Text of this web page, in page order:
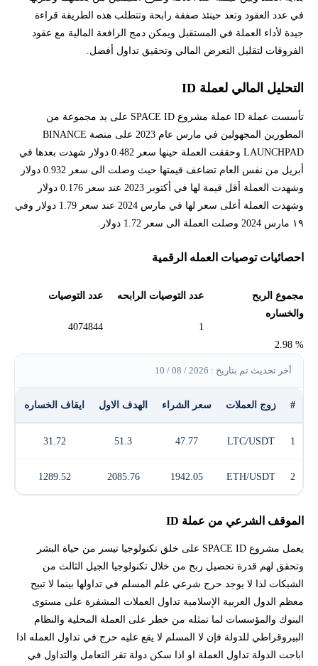
في عدد العقود وتعد حينئذ صفقة رابحة وتتطلب هذه الطريقة قراءة
جيدة لأداء العملة في المستقبل ويمكن دمج الرافعة المالية مع عقود
الفروقات لتقليل التعرض المالي وتحقيق تداول أفضل.
التحليل المالي لعملة ID
تأسست عملة ID عملة مشروع SPACE ID على يد مجموعة من
المطورين المجهولين في مارس عام 2023 على منصة BINANCE
LAUNCHPAD وحققت العملة حينها سعر 0.482 دولار شهدت بعدها في
أبريل من نفس العام تضاعف قيمتها حيث وصلت الى سعر 0.932 دولار
وشهدت العملة أقل قيمة لها في أكتوبر 2023 عند سعر 0.176 دولار
وشهدت العملة أعلى سعر لها في مارس 2024 عند سعر 1.79 دولار وفي
١٩ مارس 2024 وصلت العملة الى سعر 1.72 دولار.
احصائيات توصيات العمله الرقمية
مجموع الربح
والخساره
% 2.98
عدد التوصيات الرابحه
1
عدد التوصيات
4074844
أخر تحديث تم بتاريخ : 2026 / 08 / 10
# زوج العملات سعر الشراء الهدف الاول ايقاف الخساره
1
LTC/USDT
47.77
51.3
31.72
2
ETH/USDT
1942.05
2085.76
1289.52
الموقف الشرعي من عملة ID
يعمل مشروع SPACE ID على خلق تكنولوجيا تيسر من حياة البشر
وتحقق لهم قدرة تحصيل ربح من خلال تكنولوجيا الجيل الثالث من
الشبكات لذا لا يوجد حرج شرعي علم المسلم في تداولها بينما لا تبيح
معظم الدول العربية الإسلامية تداول العملات المشفرة على مستوى
البنوك والمؤسسات لما تمثله من خطر على العملة المحلية والنظام
البيروقراطي للدولة فإن لا المسلم لا يقع عليه حرج في تداول العمله اذا
اباحت الدولة تداول العملة او اذا سكن دولة تقر التعامل والتداول في